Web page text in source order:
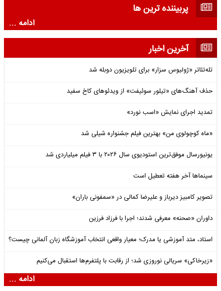
پربیننده ترین ها
ادامه ...
آخرین اخبار
تله‌تئاتر «ژولیوس سزار» برای تلویزیون دوبله شد
حذف آهنگ‌های «تیلور سوئیفت» از ویدئوهای کاخ سفید
تمدید اجرای نمایش «اسب نورد»
«ماه کوچولوی من» بهترین فیلم جشنواره شیلی شد
یونیورسال موفق‌ترین استودیوی سال ۲۰۲۶ با ۳ فیلم میلیاردی شد
سینماها آخر هفته تعطیل است
تصویر کامبیز دیرباز و علیرضا کمالی در «سمفونی باران»
داوران «صحنه» معرفی شدند؛ اجرا با فرزاد فرزین
استاد، متد آموزشی یا مدرک؛ معیار واقعی انتخاب آموزشگاه زبان آلمانی چیست؟
«زیرخاکی» سریالی نوروزی شد؛ از رقابت با پلتفرم‌ها استقبال می‌کنیم
ادامه ...